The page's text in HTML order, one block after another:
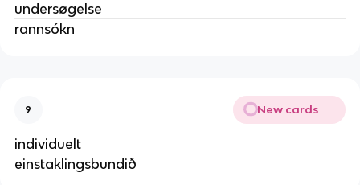
undersøgelse
rannsókn
9 New cards
individuelt
einstaklingsbundið